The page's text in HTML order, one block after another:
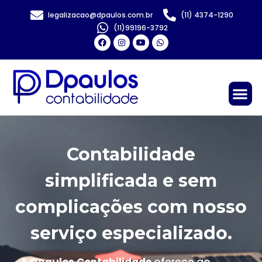
legalizacao@dpaulos.com.br
(11) 4374-1290
(11)99196-3792
Contabilidade
simplificada e sem
complicações com nosso
serviço especializado.